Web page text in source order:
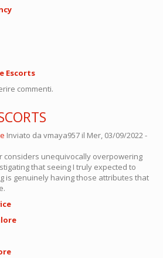
Escorts
commenti.
Inviato da vmaya957 il Mer, 03/09/2022 -
considers unequivocally overpowering
that seeing I truly expected to
is genuinely having those attributes that